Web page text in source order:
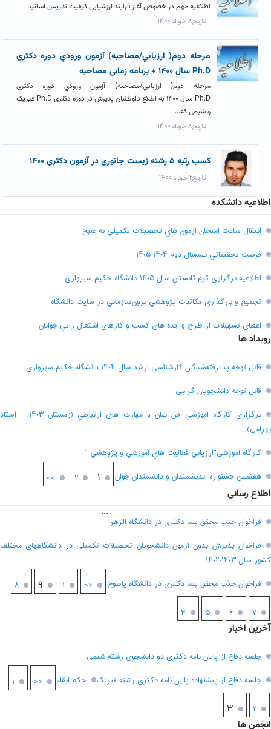
اطلاعیه مهم در خصوص آغاز فرایند ارزشیابی کیفیت تدریس اساتید
تاریخ۸ خرداد ۱۴۰۰
مرحله دوم( ارزيابي/مصاحبه) آزمون ورودي دوره دکتری
Ph.D سال ۱۴۰۰ + برنامه زمانی مصاحبه
مرحله دوم( ارزيابي/مصاحبه) آزمون ورودي دوره دکتری
Ph.D سال ۱۴۰۰ به اطلاع داوطلبان پذیرش در دوره دکتری Ph.D فیزیک
و شیمی که...
تاریخ۸ خرداد ۱۴۰۰
کسب رتبه ۵ رشته زیست جانوری در آزمون دکتری ۱۴۰۰
تاریخ۲ خرداد ۱۴۰۰
اطلاعیه دانشکده
انتقال ساعت امتحان آزمون هاي تحصيلات تکميلي به صبح
فرصت تحقيقاتي نیمسال دوم ۱۴۰۴-۱۴۰۵
اطلاعیه برگزاری ترم تابستان سال ۱۴۰۵ دانشگاه حکیم سبزواری
تجميع و بارگذاري مکاتبات پژوهشي برون‌سازماني در سايت دانشگاه
اعطاي تسهيلات از طرح و ايده هاي کسب و کارهاي اشتغال زايي جوانان
رویداد ها
قابل توجه پذیرفته‌شدگان کارشناسی ارشد سال ۱۴۰۴ دانشگاه حکیم سبزواری
قابل توجه دانشجویان گرامی
برگزاري کارگاه آموزشي فن بيان و مهارت هاي ارتباطي (زمستان ۱۴۰۳ – استاد
بهرامي)
کارگاه آموزشی”ارزيابي فعاليت هاي آموزشي و پژوهشي “
هفتمين جشنواره انديشمندان و دانشمندان جوان
۱ ۲ >>
اطلاع رسانی
فراخوان جذب محقق پسا دکتری در دانشگاه الزهرا
فراخوان پذیرش بدون آزمون دانشجویان تحصیلات تکمیلی در دانشگاههای مختلف
کشور سال ۱۴۰۳-۱۴۰۲
فراخوان جذب محقق پسا دکتری در دانشگاه یاسوج
<< ۱
...
۴ ۵ ۶ ۷
۸ ۹
آخرین اخبار
جلسه دفاع از پایان نامه دکتری دو دانشجوی رشته شیمی
جلسه دفاع از پیشنهاده پایان نامه دکتری رشته فیزیک
حکم ابقاء << ۱
۲ ۳
انجمن ها